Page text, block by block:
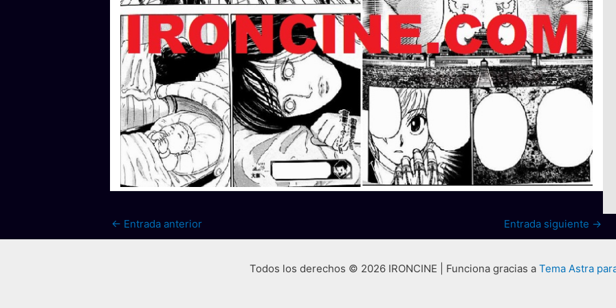
← Entrada anterior Entrada siguiente →
Todos los derechos © 2026 IRONCINE | Funciona gracias a Tema Astra